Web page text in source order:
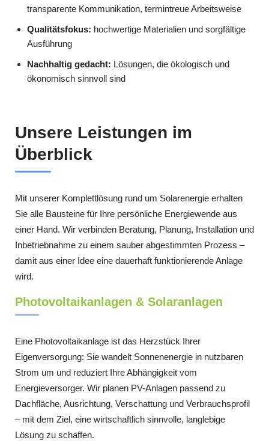
Unsere Leistungen im
Überblick
Mit unserer Komplettlösung rund um Solarenergie erhalten
Sie alle Bausteine für Ihre persönliche Energiewende aus
einer Hand. Wir verbinden Beratung, Planung, Installation und
Inbetriebnahme zu einem sauber abgestimmten Prozess –
damit aus einer Idee eine dauerhaft funktionierende Anlage
wird.
Photovoltaikanlagen & Solaranlagen
Eine Photovoltaikanlage ist das Herzstück Ihrer
Eigenversorgung: Sie wandelt Sonnenenergie in nutzbaren
Strom um und reduziert Ihre Abhängigkeit vom
Energieversorger. Wir planen PV-Anlagen passend zu
Dachfläche, Ausrichtung, Verschattung und Verbrauchsprofil
– mit dem Ziel, eine wirtschaftlich sinnvolle, langlebige
Lösung zu schaffen.
transparente Kommunikation, termintreue Arbeitsweise
Qualitätsfokus: hochwertige Materialien und sorgfältige
Ausführung
Nachhaltig gedacht: Lösungen, die ökologisch und
ökonomisch sinnvoll sind